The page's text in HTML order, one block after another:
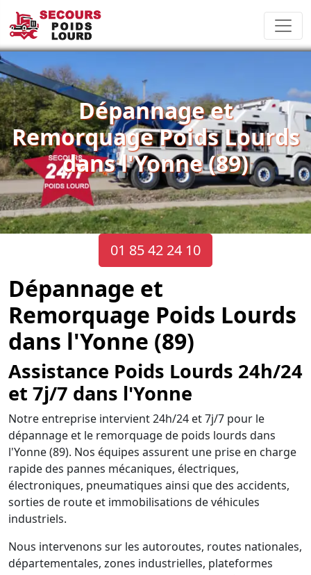
Dépannage et
Remorquage Poids Lourds
dans l'Yonne (89)
01 85 42 24 10
Dépannage et
Remorquage Poids Lourds
dans l'Yonne (89)
Assistance Poids Lourds 24h/24
et 7j/7 dans l'Yonne
Notre entreprise intervient 24h/24 et 7j/7 pour le
dépannage et le remorquage de poids lourds dans
l'Yonne (89). Nos équipes assurent une prise en charge
rapide des pannes mécaniques, électriques,
électroniques, pneumatiques ainsi que des accidents,
sorties de route et immobilisations de véhicules
industriels.
Nous intervenons sur les autoroutes, routes nationales,
départementales, zones industrielles, plateformes